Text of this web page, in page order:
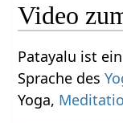
Video
Patayalu ist
Sprache des
Yoga,